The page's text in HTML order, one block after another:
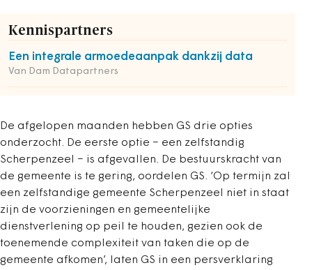
Kennispartners
Een integrale armoedeaanpak dankzij data
Van Dam Datapartners
De afgelopen maanden hebben GS drie opties
onderzocht. De eerste optie − een zelfstandig
Scherpenzeel − is afgevallen. De bestuurskracht van
de gemeente is te gering, oordelen GS. ‘Op termijn zal
een zelfstandige gemeente Scherpenzeel niet in staat
zijn de voorzieningen en gemeentelijke
dienstverlening op peil te houden, gezien ook de
toenemende complexiteit van taken die op de
gemeente afkomen’, laten GS in een persverklaring